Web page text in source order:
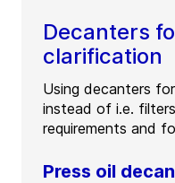
Decanters
clarification
Using decanters
instead of i.e.
requirements and
Press oil